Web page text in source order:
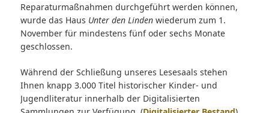
Reparaturmaßnahmen durchgeführt werden können,
wurde das Haus Unter den Lindenwiederum zum 1.
November für mindestens fünf oder sechs Monate
geschlossen.
Während der Schließung unseres Lesesaals stehen
Ihnen knapp 3.000 Titel historischer Kinder- und
Jugendliteratur innerhalb der Digitalisierten